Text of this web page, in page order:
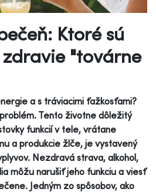
Ktoré sú
"továrne
a s tráviacimi ťažkosťami?
Tento životne dôležitý
funkcií v tele, vrátane
a produkcie žlče, je vystavený
Nezdravá strava, alkohol,
môžu narušiť jeho funkciu a viesť
Jedným zo spôsobov, ako